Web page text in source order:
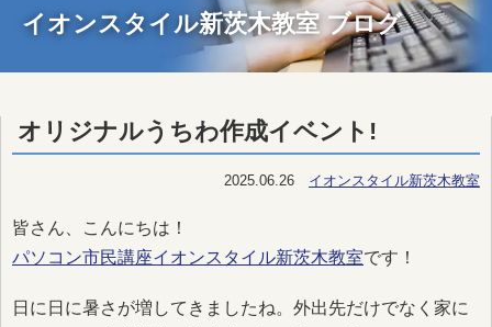
イオンスタイル新茨木教室 ブログ
オリジナルうちわ作成イベント!
2025.06.26 イオンスタイル新茨木教室
皆さん、こんにちは！
パソコン市民講座イオンスタイル新茨木教室です！
日に日に暑さが増してきましたね。外出先だけでなく家に